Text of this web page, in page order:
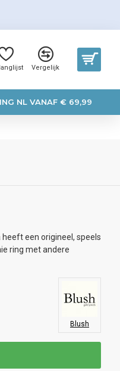
Vergelijk
NL VANAF € 69,99
een origineel, speels
ring met andere
Blush